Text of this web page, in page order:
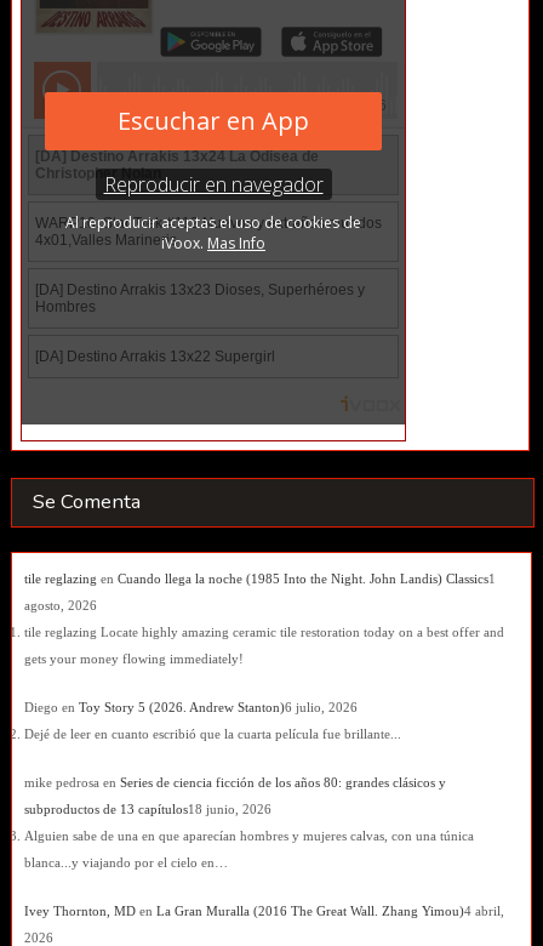
Se Comenta
tile reglazing en Cuando llega la noche (1985 Into the Night. John Landis) Classics1
agosto, 2026
tile reglazing Locate highly amazing ceramic tile restoration today on a best offer and
gets your money flowing immediately!
Diego en Toy Story 5 (2026. Andrew Stanton)6 julio, 2026
Dejé de leer en cuanto escribió que la cuarta película fue brillante...
mike pedrosa en Series de ciencia ficción de los años 80: grandes clásicos y
subproductos de 13 capítulos18 junio, 2026
Alguien sabe de una en que aparecían hombres y mujeres calvas, con una túnica
blanca...y viajando por el cielo en…
Ivey Thornton, MDen La Gran Muralla (2016 The Great Wall. Zhang Yimou)4 abril,
2026